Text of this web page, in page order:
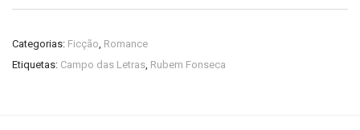
Categorias: Ficção, Romance
Etiquetas: Campo das Letras, Rubem Fonseca